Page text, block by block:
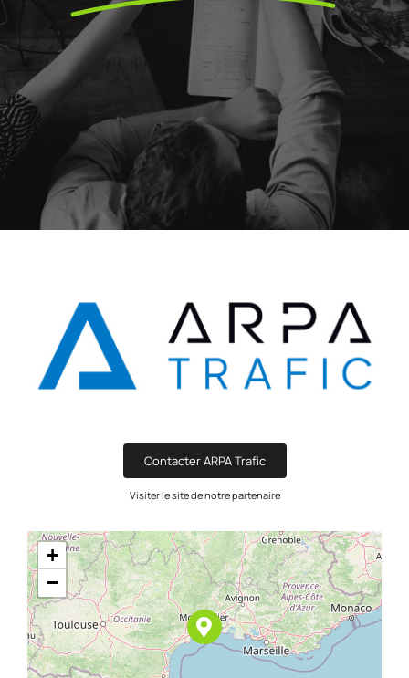
Contacter ARPA Trafic
Visiter le site de notre partenaire
+
−